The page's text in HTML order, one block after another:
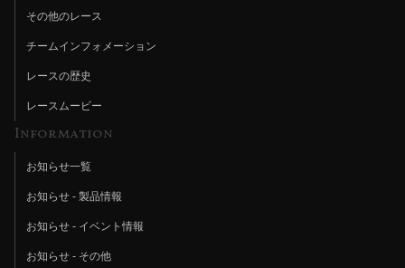
その他のレース
チームインフォメーション
レースの歴史
レースムービー
Information
お知らせ一覧
お知らせ - 製品情報
お知らせ - イベント情報
お知らせ - その他